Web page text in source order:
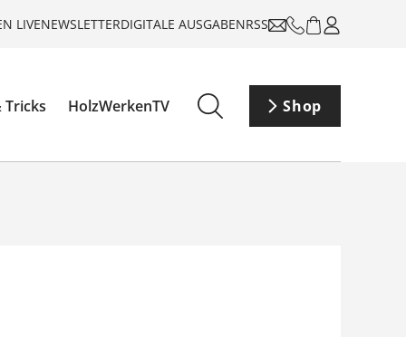
LIVENEWSLETTERDIGITALE AUSGABENRSS
Tricks HolzWerkenTV Shop